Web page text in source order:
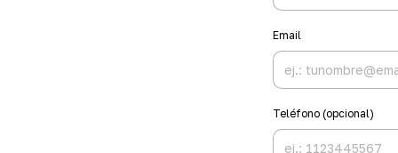
Email
Teléfono (opcional)